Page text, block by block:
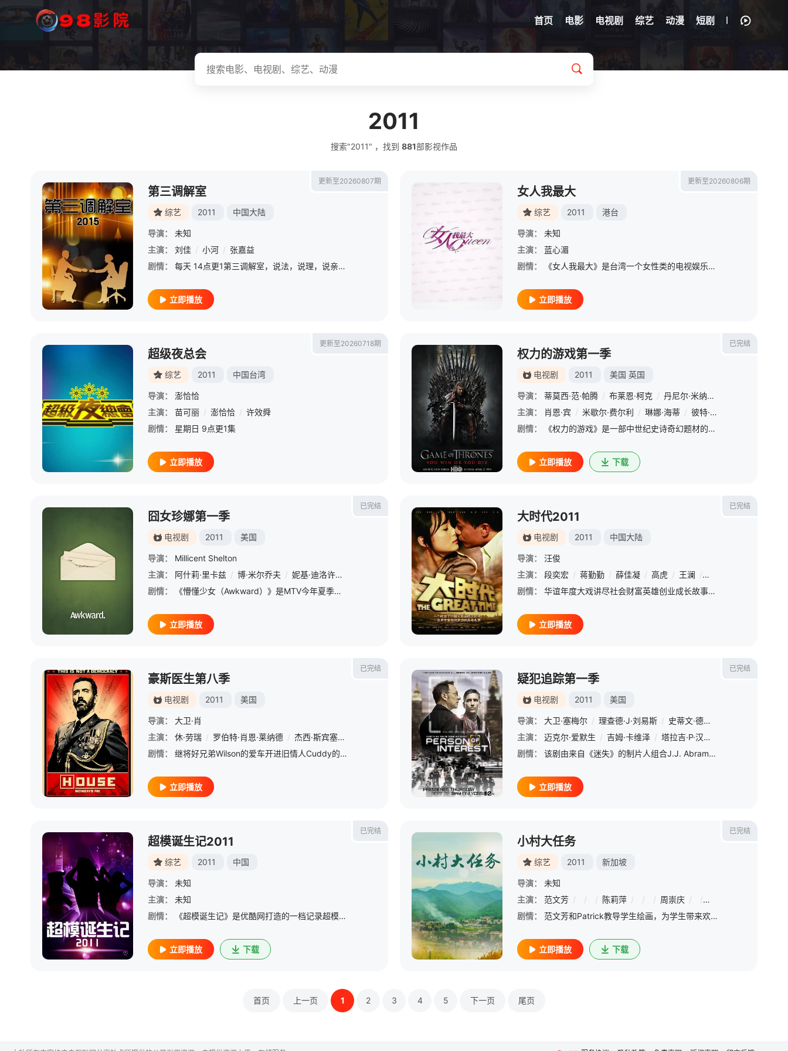
首页 电影 电视剧 综艺 动漫 短剧
2011
搜索"2011" ，找到 881部影视作品
更新至20260807期
第三调解室
综艺 2011 中国大陆
导演：
未知
主演：
刘佳 / 小河 / 张嘉益
剧情：
每天 14点更1第三调解室，说法，说理，说亲情。第三调解室是国内第一档具有法律效力的排解矛盾、化解纠纷的电视节目。 &amp;nbsp; &amp;nbsp; &amp;nbsp; &amp;nbsp; &amp;nbsp; &amp;nbsp;
立即播放
更新至20260806期
女人我最大
综艺 2011 港台
导演：
未知
主演：
蓝心湄
剧情：
《女人我最大》是台湾一个女性类的电视娱乐节目，讨论各种女性感兴趣的话题——从头到脚，从里到外，从身体到心灵。本书根据中国大陆的流行趋势，对这个节目进行了深度挖掘和梳理，并有针对性地推荐了很多产品，是一
立即播放
更新至20260718期
超级夜总会
综艺 2011 中国台湾
导演：
澎恰恰
主演：
苗可丽 / 澎恰恰 / 许效舜
剧情：
星期日 9点更1集
立即播放
已完结
权力的游戏第一季
电视剧 2011 美国 英国
导演： 蒂莫西·范·帕腾 / 布莱恩·柯克 / 丹尼尔·米纳汉
主演：
肖恩·宾 / 米歇尔·费尔利 / 琳娜·海蒂 / 彼特·丁拉基
剧情：
《权力的游戏》是一部中世纪史诗奇幻题材的电视连续剧，该剧以美国作家乔治·R·R·马丁的奇幻巨作《冰与火之歌》七部曲为基础改编创作。 &amp;nbsp; &amp;nbsp; &amp;nbsp; &amp;nbsp; &amp;nbsp;
立即播放 下载
已完结
囧女珍娜第一季
电视剧 2011 美国
导演：
Millicent Shelton
主演：
阿什莉·里卡兹 / 博·米尔乔夫 / 妮基·迪洛许 / 莫莉·塔洛夫 / Desi Lydic / 吉莉安·罗丝·里德 / 杰茜卡·路
剧情：
《懵懂少女（Awkward）》是MTV今年夏季推出的另一部青春剧。该剧通过15岁少女Jenna Hamilton（Ashley Rickards）的视角来展现青少年生活中的种种现象。Jenna本是一个
立即播放
已完结
大时代2011
电视剧 2011 中国大陆
导演：
汪俊
主演：
段奕宏 / 蒋勤勤 / 薛佳凝 / 高虎 / 王澜 / 柏寒
剧情：
华谊年度大戏讲尽社会财富英雄创业成长故事的《大时代》,除了段奕宏高虎之间的兄弟情仇、段奕宏孙海英之间的两代商人的对抗,以及段奕宏高虎蒋勤勤三人之间微妙的情感纠葛之外,还有一条清新温暖的爱情线索，那就是
立即播放
已完结
豪斯医生第八季
电视剧 2011 美国
导演：
大卫·肖
主演：
休·劳瑞 / 罗伯特·肖恩·莱纳德 / 杰西·斯宾塞 /
奥黛塔·安纳布尔
剧情：
继将好兄弟Wilson的爱车开进旧情人Cuddy的客厅后，备受伤害的House终于在等待假释的看守所内找到了新的刺激。当然，编剧没有忘记为House安插新的小朋友进行调教：这次被House征服的是具有
立即播放
已完结
疑犯追踪第一季
电视剧 2011 美国
导演： 大卫·塞梅尔 / 理查德·J·刘易斯 / 史蒂文·德保罗
主演：
迈克尔·爱默生 / 吉姆·卡维泽 / 塔拉吉·P·汉森
剧情：
该剧由来自《迷失》的制片人组合J.J. Abrams和Bryan Burk打造。 &amp;nbsp; &amp;nbsp; &amp;nbsp; &amp;nbsp; &amp;nbsp; &amp;nbsp; &amp;nbsp; &amp;nbsp; &amp;nb
立即播放
已完结
超模诞生记2011
综艺 2011 中国
导演：
未知
主演：
未知
剧情：
《超模诞生记》是优酷网打造的一档记录超模成长的真人秀综艺节目。节目中的耀眼模特新秀们除了在时装周的T型台上展现傲人性感魅惑身材，还把独有的服饰魅力充分体现给观众。模特总是聚光灯下成长，她们的幕后生活和
立即播放 下载
已完结
小村大任务
综艺 2011 新加坡
导演：
未知
主演：
范文芳 / / / 陈莉萍 / / / 周崇庆 / /
剧情：
范文芳和Patrick教导学生绘画，为学生带来欢乐。学生的作品将在拍卖会义卖筹款。节目会到访不同的贫穷地区进行拍摄，介绍当地的生活情况及困难。节目也会根据每集内容，带领不同专家、设计师和顾问，教导该地
立即播放 下载
首页 上一页 1 2 3 4 5 下一页 尾页